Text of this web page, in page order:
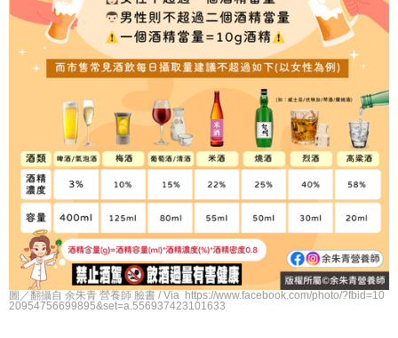
圖／翻攝自 余朱青 營養師 臉書 / Via https://www.facebook.com/photo/?fbid=10
20954756699895&set=a.556937423101633